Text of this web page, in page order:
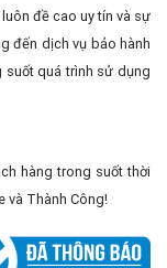
đề cao uy tín và sự
đến dịch vụ bảo hành
suốt quá trình sử dụng
hàng trong suốt thời
và Thành Công!